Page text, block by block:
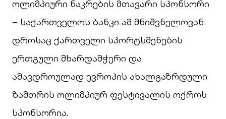
ოლიმპიური ნაკრების მთავარი სპონსორი
– საქართველოს ბანკი ამ მნიშვნელოვან
დროსაც ქართველი სპორტსმენების
ერთგული მხარდამჭერი და
ამავდროულად ევროპის ახალგაზრდული
ზამთრის ოლიმპიურ ფესტივალის ოქროს
სპონსორია.